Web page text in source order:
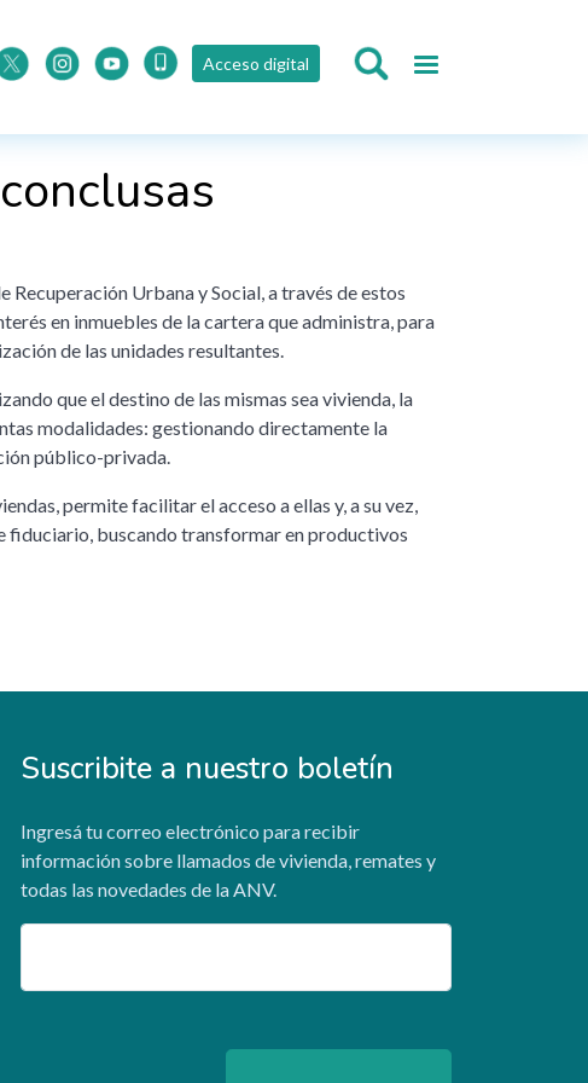
Acceso digital
Urbana y Social, a través de estos
en inmuebles de la cartera que administra, para
de las unidades resultantes.
que el destino de las mismas sea vivienda, la
modalidades: gestionando directamente la
público-privada.
permite facilitar el acceso a ellas y, a su vez,
fiduciario, buscando transformar en productivos
Suscribite a nuestro boletín
Ingresá tu correo electrónico para recibir
información sobre llamados de vivienda, remates y
todas las novedades de la ANV.
Email